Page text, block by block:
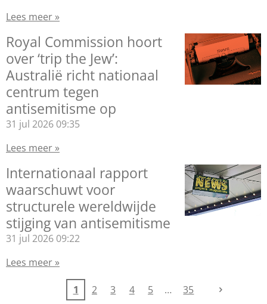
Lees meer »
Royal Commission hoort
over ‘trip the Jew’:
Australië richt nationaal
centrum tegen
antisemitisme op
31 jul 2026 09:35
Lees meer »
Internationaal rapport
waarschuwt voor
structurele wereldwijde
stijging van antisemitisme
31 jul 2026 09:22
Lees meer »
1 2 3 4 5 35